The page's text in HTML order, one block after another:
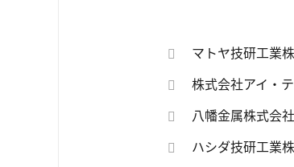
マトヤ技研工業
株式会社アイ・
八幡金属株式会
ハシダ技研工業